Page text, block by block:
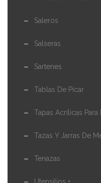
Saleros
Salseras
Sartenes
Tablas De Picar
Tapas Acrílicas
Tazas Y Jarras De
Tenazas
Utensilios +